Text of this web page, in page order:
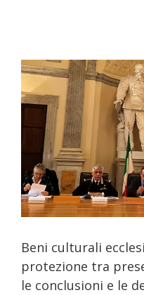
Beni culturali
protezione tra
le conclusioni e le